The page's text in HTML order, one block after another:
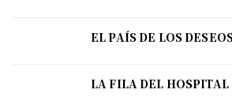
EL PAÍS DE LOS
LA FILA DEL HOSPITAL